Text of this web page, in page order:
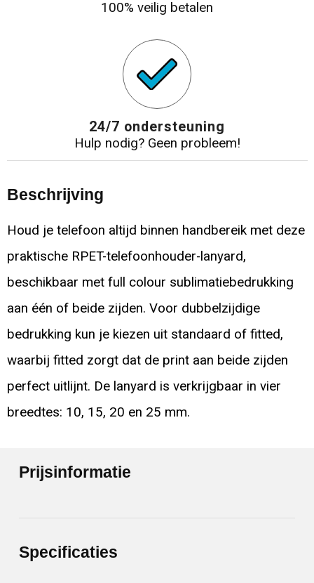
100% veilig betalen
24/7 ondersteuning
Hulp nodig? Geen probleem!
Beschrijving
Houd je telefoon altijd binnen handbereik met deze
praktische RPET-telefoonhouder-lanyard,
beschikbaar met full colour sublimatiebedrukking
aan één of beide zijden. Voor dubbelzijdige
bedrukking kun je kiezen uit standaard of fitted,
waarbij fitted zorgt dat de print aan beide zijden
perfect uitlijnt. De lanyard is verkrijgbaar in vier
breedtes: 10, 15, 20 en 25 mm.
Prijsinformatie
Specificaties